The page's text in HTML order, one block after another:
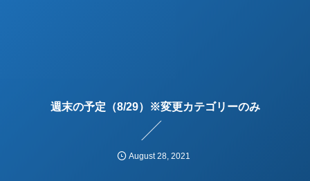
週末の予定（8/29）※変更カテゴリーのみ
August 28, 2021